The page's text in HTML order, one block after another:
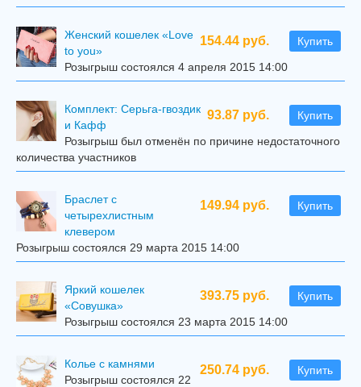
154.44 руб. Купить
Женский кошелек «Love
to you»
Розыгрыш состоялся 4 апреля 2015 14:00
93.87 руб. Купить
Комплект: Серьга-гвоздик
и Кафф
Розыгрыш был отменён по причине недостаточного
количества участников
149.94 руб. Купить
Браслет с
четырехлистным
клевером
Розыгрыш состоялся 29 марта 2015 14:00
393.75 руб. Купить
Яркий кошелек
«Совушка»
Розыгрыш состоялся 23 марта 2015 14:00
250.74 руб. Купить
Колье с камнями
Розыгрыш состоялся 22